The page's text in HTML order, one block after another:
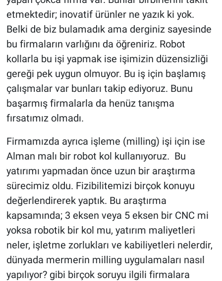
etmektedir; inovatif ürünler ne yazık ki yok.
Belki de biz bulamadık ama derginiz sayesinde
bu firmaların varlığını da öğreniriz. Robot
kollarla bu işi yapmak ise işimizin düzensizliği
gereği pek uygun olmuyor. Bu iş için başlamış
çalışmalar var bunları takip ediyoruz. Bunu
başarmış firmalarla da henüz tanışma
fırsatımız olmadı.
Firmamızda ayrıca işleme (milling) işi için ise
Alman malı bir robot kol kullanıyoruz. Bu
yatırımı yapmadan önce uzun bir araştırma
sürecimiz oldu. Fizibilitemizi birçok konuyu
değerlendirerek yaptık. Bu araştırma
kapsamında; 3 eksen veya 5 eksen bir CNC mi
yoksa robotik bir kol mu, yatırım maliyetleri
neler, işletme zorlukları ve kabiliyetleri nelerdir,
dünyada mermerin milling uygulamaları nasıl
yapılıyor? gibi birçok soruyu ilgili firmalara